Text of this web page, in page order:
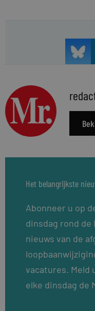
Het belangrijkste
Abonneer u op
dinsdag rond de
nieuws van de
vacatures. Meld
elke dinsdag de